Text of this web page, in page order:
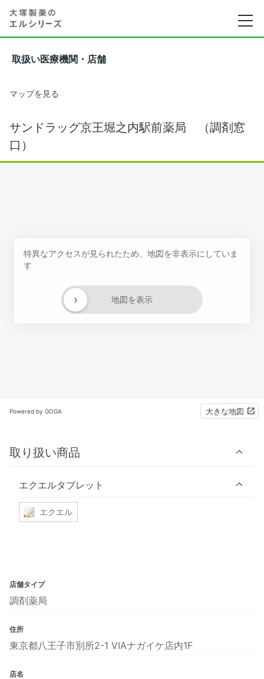
取扱い医療機関・店舗
マップを見る
サンドラッグ京王堀之内駅前薬局 （調剤窓
口）
特異なアクセスが見られたため、地図を非表示にしていま
す
地図を表示
›
Powered by GOGA 大きな地図
取り扱い商品
エクエルタブレット
エクエル
店舗タイプ
調剤薬局
住所
東京都八王子市別所2-1 VIAナガイケ店内1F
店名